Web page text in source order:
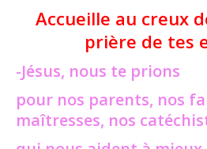
Accueille au creux
prière de tes
-Jésus, nous te prions
pour nos parents, nos
maîtresses, nos